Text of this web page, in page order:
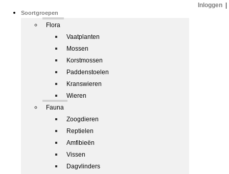
Soortgroepen
Flora
Vaatplanten
Mossen
Korstmossen
Paddenstoelen
Kranswieren
Wieren
Fauna
Zoogdieren
Reptielen
Amfibieën
Vissen
Dagvlinders
Inloggen